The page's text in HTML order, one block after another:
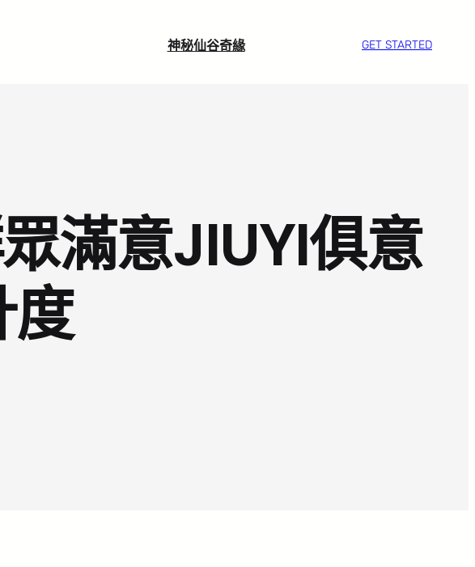
神秘仙谷奇緣 GET STARTED
滿意JIUYI俱意